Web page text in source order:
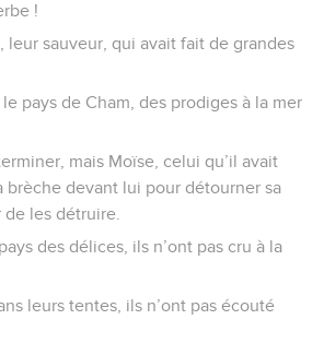
!
leur sauveur, qui avait fait de grandes
pays de Cham, des prodiges à la mer
mais Moïse, celui qu’il avait
brèche devant lui pour détourner sa
les détruire.
des délices, ils n’ont pas cru à la
leurs tentes, ils n’ont pas écouté